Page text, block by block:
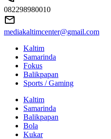
082298980010
mediakaltimcenter@gmail.com
Kaltim
Samarinda
Fokus
Balikpapan
Sports / Gaming
Kaltim
Samarinda
Balikpapan
Bola
Kukar